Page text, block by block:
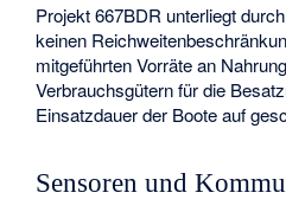
Projekt 667BDR unterliegt
keinen
mitgeführten Vorräte an
Verbrauchsgütern für die
Einsatzdauer der Boote auf
Sensoren und